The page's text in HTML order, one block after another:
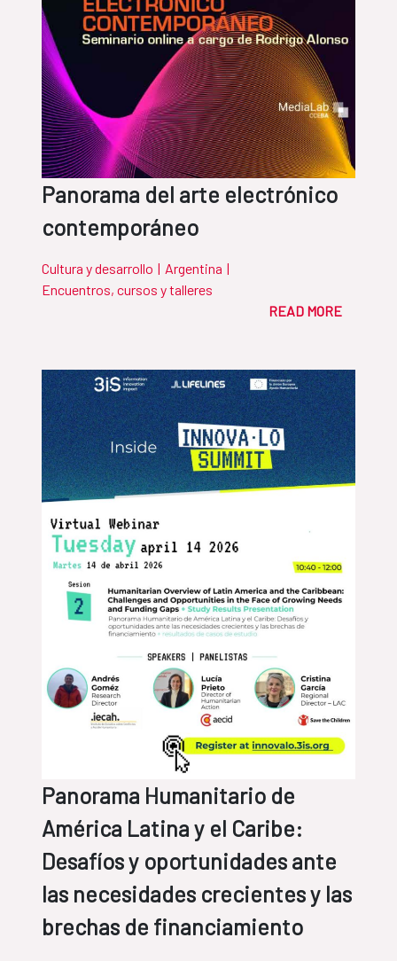
Panorama del arte electrónico
contemporáneo
Cultura y desarrollo | Argentina |
Encuentros, cursos y talleres
READ MORE
Panorama Humanitario de
América Latina y el Caribe:
Desafíos y oportunidades ante
las necesidades crecientes y las
brechas de financiamiento